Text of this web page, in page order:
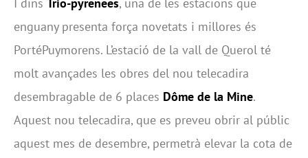
I dins Trio-pyrenees, una de les estacions que
enguany presenta força novetats i millores és
PortéPuymorens. L’estació de la vall de Querol té
molt avançades les obres del nou telecadira
desembragable de 6 places Dôme de la Mine.
Aquest nou telecadira, que es preveu obrir al públic
aquest mes de desembre, permetrà elevar la cota de